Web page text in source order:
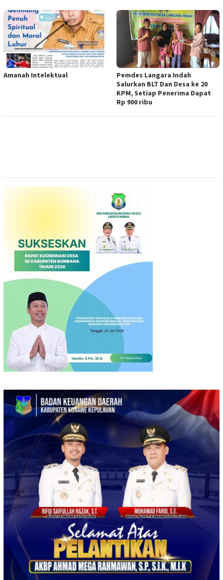
Amanah Intelektual
Pemdes Langara Indah
Salurkan BLT Dan Desa ke 20
KPM, Setiap Penerima Dapat
Rp 900 ribu